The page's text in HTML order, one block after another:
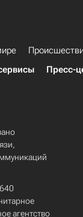
Пресс-
агентство